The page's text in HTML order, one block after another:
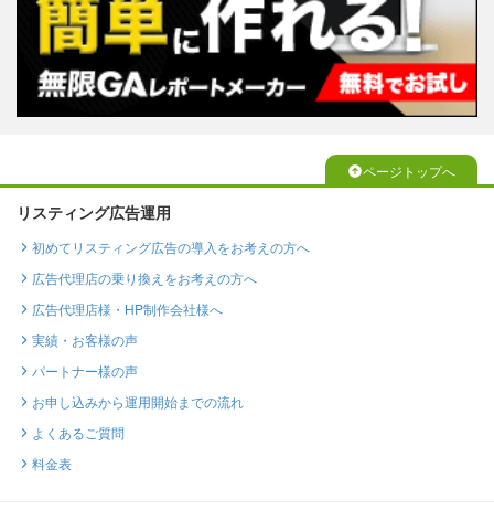
ページトップへ
リスティング広告運用
初めてリスティング広告の導入をお考えの方へ
広告代理店の乗り換えをお考えの方へ
広告代理店様・HP制作会社様へ
実績・お客様の声
パートナー様の声
お申し込みから運用開始までの流れ
よくあるご質問
料金表